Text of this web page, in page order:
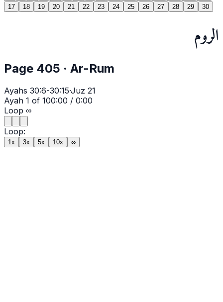
17
18 19 20 21 22 23 24 25 26 27 28 29 30
الروم
Page 405 · Ar-Rum
Ayahs 30:6-30:15·Juz 21
Ayah 1 of 100:00 / 0:00
Loop ∞
Loop:
1x 3x 5x 10x ∞